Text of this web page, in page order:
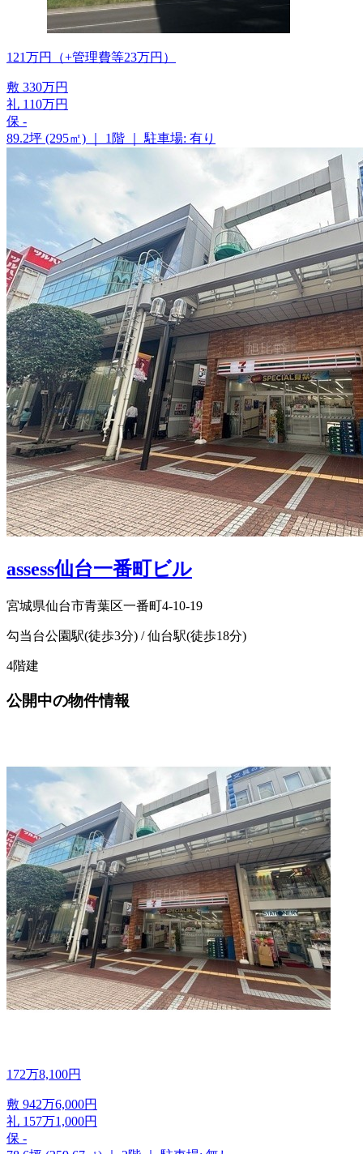
121万円 （+管理費等23万円 ）
敷 330万円
礼 110万円
保 -
89.2坪 (295㎡)
1階 駐車場: 有り
assess仙台一番町ビル
宮城県仙台市青葉区一番町4-10-19
勾当台公園駅(徒歩3分) / 仙台駅(徒歩18分)
4階建
公開中の物件情報
172万8,100円
敷 942万6,000円
礼 157万1,000円
保 -